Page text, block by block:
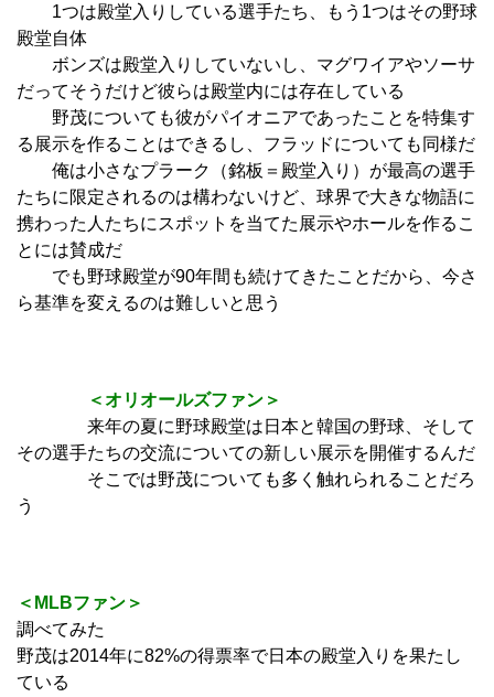
1つは殿堂入りしている選手たち、もう1つはその野球
殿堂自体
ボンズは殿堂入りしていないし、マグワイアやソーサ
だってそうだけど彼らは殿堂内には存在している
野茂についても彼がパイオニアであったことを特集す
る展示を作ることはできるし、フラッドについても同様だ
俺は小さなプラーク（銘板＝殿堂入り）が最高の選手
たちに限定されるのは構わないけど、球界で大きな物語に
携わった人たちにスポットを当てた展示やホールを作るこ
とには賛成だ
でも野球殿堂が90年間も続けてきたことだから、今さ
ら基準を変えるのは難しいと思う
＜オリオールズファン＞
来年の夏に野球殿堂は日本と韓国の野球、そして
その選手たちの交流についての新しい展示を開催するんだ
そこでは野茂についても多く触れられることだろ
う
＜MLBファン＞
調べてみた
野茂は2014年に82%の得票率で日本の殿堂入りを果たし
ている